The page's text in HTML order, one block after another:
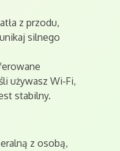
z przodu,
silnego
używasz Wi‑Fi,
stabilny.
z osobą,